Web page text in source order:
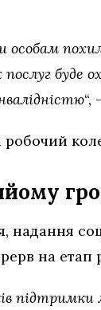
буде
“,
на етап